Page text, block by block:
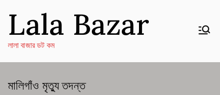
content
Lala Bazar
লালা বাজার ডট কম
মালিগাঁও মৃত্যু তদন্ত